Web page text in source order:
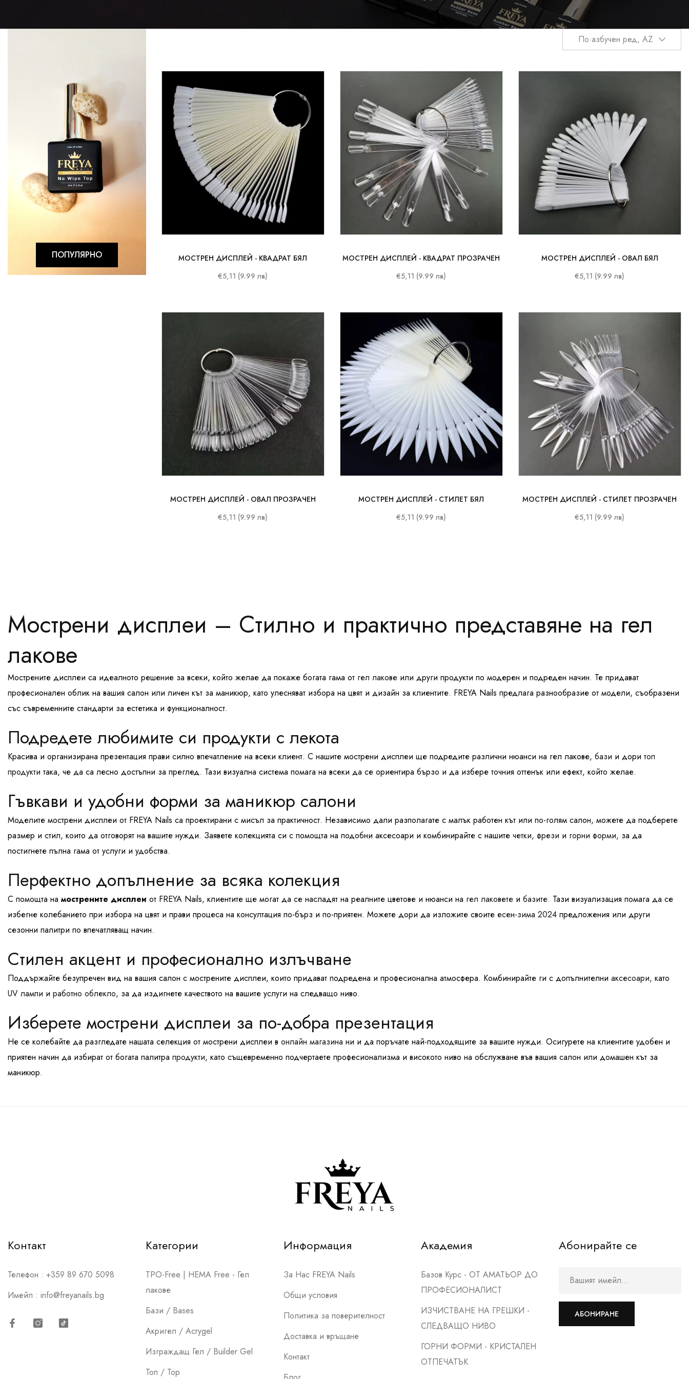
ПОПУЛЯРНО
По азбучен ред, AZ
МОСТРЕН ДИСПЛЕЙ - КВАДРАТ БЯЛ
€5,11 (9.99 лв)
МОСТРЕН ДИСПЛЕЙ - КВАДРАТ ПРОЗРАЧЕН
€5,11 (9.99 лв)
МОСТРЕН ДИСПЛЕЙ - ОВАЛ БЯЛ
€5,11 (9.99 лв)
МОСТРЕН ДИСПЛЕЙ - ОВАЛ ПРОЗРАЧЕН
€5,11 (9.99 лв)
МОСТРЕН ДИСПЛЕЙ - СТИЛЕТ БЯЛ
€5,11 (9.99 лв)
МОСТРЕН ДИСПЛЕЙ - СТИЛЕТ ПРОЗРАЧЕН
€5,11 (9.99 лв)
Мострени дисплеи – Стилно и практично представяне на гел
лакове
Мострените дисплеи са идеалното решение за всеки, който желае да покаже богата гама от гел лакове или други продукти по модерен и подреден начин. Те придават
професионален облик на вашия салон или личен кът за маникюр, като улесняват избора на цвят и дизайн за клиентите. FREYA Nails предлага разнообразие от модели, съобразени
със съвременните стандарти за естетика и функционалност.
Подредете любимите си продукти с лекота
Красива и организирана презентация прави силно впечатление на всеки клиент. С нашите мострени дисплеи ще подредите различни нюанси на гел лакове, бази и дори топ
продукти така, че да са лесно достъпни за преглед. Тази визуална система помага на всеки да се ориентира бързо и да избере точния оттенък или ефект, който желае.
Гъвкави и удобни форми за маникюр салони
Моделите мострени дисплеи от FREYA Nails са проектирани с мисъл за практичност. Независимо дали разполагате с малък работен кът или по-голям салон, можете да подберете
размер и стил, които да отговорят на вашите нужди. Заявете колекцията си с помощта на подобни аксесоари и комбинирайте с нашите четки, фрези и горни форми, за да
постигнете пълна гама от услуги и удобства.
Перфектно допълнение за всяка колекция
С помощта на мострените дисплеи от FREYA Nails, клиентите ще могат да се насладят на реалните цветове и нюанси на гел лаковете и базите. Тази визуализация помага да се
избегне колебанието при избора на цвят и прави процеса на консултация по-бърз и по-приятен. Можете дори да изложите своите есен-зима 2024 предложения или други
сезонни палитри по впечатляващ начин.
Стилен акцент и професионално излъчване
Поддържайте безупречен вид на вашия салон с мострените дисплеи, които придават подредена и професионална атмосфера. Комбинирайте ги с допълнителни аксесоари, като
UV лампи и работно облекло, за да издигнете качеството на вашите услуги на следващо ниво.
Изберете мострени дисплеи за по-добра презентация
Не се колебайте да разгледате нашата селекция от мострени дисплеи в онлайн магазина ни и да поръчате най-подходящите за вашите нужди. Осигурете на клиентите удобен и
приятен начин да избират от богата палитра продукти, като същевременно подчертаете професионализма и високото ниво на обслужване във вашия салон или домашен кът за
маникюр.
Контакт
Телефон : +359 89 670 5098
Имейл : info@freyanails.bg
Категории
TPO-Free | HEMA Free - Гел
лакове
Бази / Bases
Акригел / Acrygel
Изграждащ Гел / Builder Gel
Топ / Top
Информация
За Нас FREYA Nails
Общи условия
Политика за поверителност
Доставка и връщане
Контакт
Академия
Базов Курс - ОТ АМАТЬОР ДО
ПРОФЕСИОНАЛИСТ
ИЗЧИСТВАНЕ НА ГРЕШКИ -
СЛЕДВАЩО НИВО
ГОРНИ ФОРМИ - КРИСТАЛЕН
ОТПЕЧАТЪК
Абонирайте се
АБОНИРАНЕ